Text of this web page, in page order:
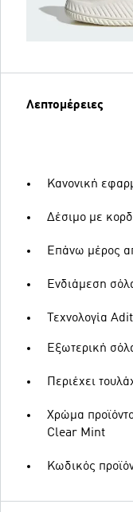
Λεπτομέρειες
Κανονική
Δέσιμο με
Επάνω μέρος
Ενδιάμεση
Τεχνολογία
Εξωτερική
Περιέχει
Χρώμα
Clear Mint
Κωδικός